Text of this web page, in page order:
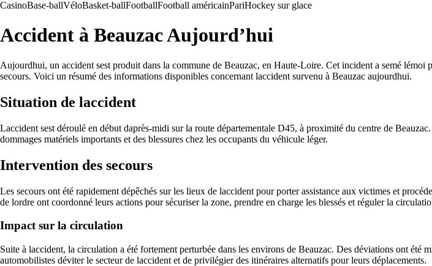
CasinoBase-ballVéloBasket-ballFootballFootball américainPariHockey sur glace
Accident à Beauzac Aujourd’hui
Aujourdhui, un accident sest produit dans la commune de Beauzac, en Haute-Loire. Cet incident a semé lémoi
secours. Voici un résumé des informations disponibles concernant laccident survenu à Beauzac aujourdhui.
Situation de laccident
Laccident sest déroulé en début daprès-midi sur la route départementale D45, à proximité du centre de
dommages matériels importants et des blessures chez les occupants du véhicule léger.
Intervention des secours
Les secours ont été rapidement dépêchés sur les lieux de laccident pour porter assistance aux victimes et
de lordre ont coordonné leurs actions pour sécuriser la zone, prendre en charge les blessés et réguler la
Impact sur la circulation
Suite à laccident, la circulation a été fortement perturbée dans les environs de Beauzac. Des déviations ont
automobilistes déviter le secteur de laccident et de privilégier des itinéraires alternatifs pour leurs déplacements.